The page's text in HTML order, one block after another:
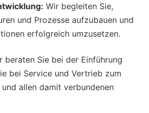
Wir begleiten Sie,
und Prozesse aufzubauen und
erfolgreich umzusetzen.
beraten Sie bei der Einführung
bei Service und Vertrieb zum
allen damit verbundenen